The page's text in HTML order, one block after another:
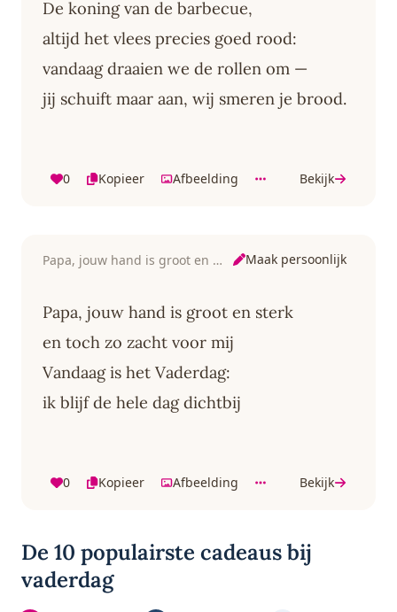
De koning van de barbecue,
altijd het vlees precies goed rood:
vandaag draaien we de rollen om —
jij schuift maar aan, wij smeren je brood.
0 Kopieer Afbeelding Bekijk
Papa, jouw hand is groot en sterk Maak persoonlijk
Papa, jouw hand is groot en sterk
en toch zo zacht voor mij
Vandaag is het Vaderdag:
ik blijf de hele dag dichtbij
0 Kopieer Afbeelding Bekijk
De 10 populairste cadeaus bij
vaderdag